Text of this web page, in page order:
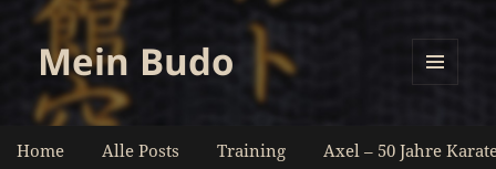
Mein Budo
Home Alle Posts Training Axel – 50 Jahre